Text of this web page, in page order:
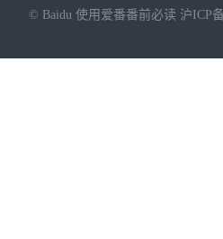
© Baidu 使用爱番番前必读 沪ICP